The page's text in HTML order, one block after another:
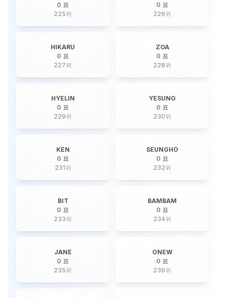
0 표
225위
0 표
226위
HIKARU
0 표
227위
ZOA
0 표
228위
HYELIN
0 표
229위
YESUNG
0 표
230위
KEN
0 표
231위
SEUNGHO
0 표
232위
BIT
0 표
233위
BAMBAM
0 표
234위
JANE
0 표
235위
ONEW
0 표
236위